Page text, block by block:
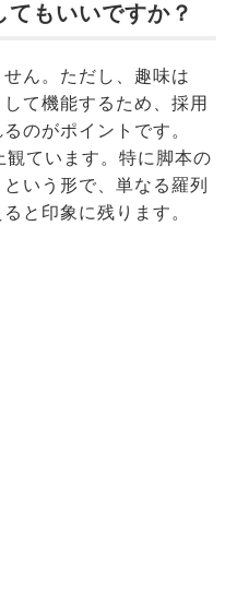
もいいですか？
ん。ただし、趣味は
て機能するため、採用
のがポイントです。
観ています。特に脚本の
いう形で、単なる羅列
と印象に残ります。